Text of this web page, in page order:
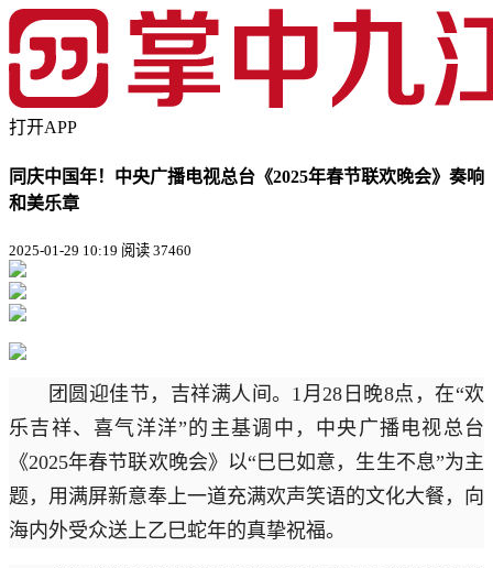
打开APP
同庆中国年！中央广播电视总台《2025年春节联欢晚会》奏响
和美乐章
2025-01-29 10:19 阅读 37460
团圆迎佳节，吉祥满人间。1月28日晚8点，在“欢
乐吉祥、喜气洋洋”的主基调中，中央广播电视总台
《2025年春节联欢晚会》以“巳巳如意，生生不息”为主
题，用满屏新意奉上一道充满欢声笑语的文化大餐，向
海内外受众送上乙巳蛇年的真挚祝福。